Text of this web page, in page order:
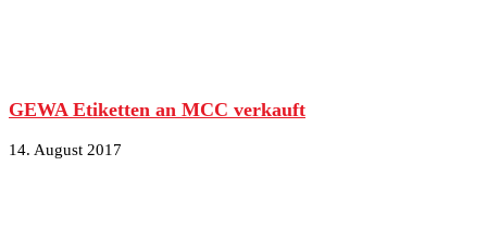
GEWA Etiketten an MCC verkauft
14. August 2017